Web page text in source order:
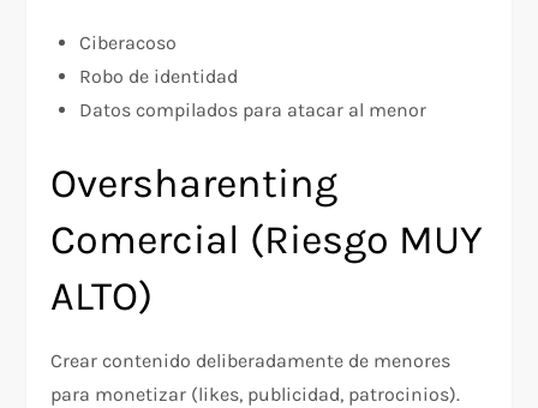
Ciberacoso
Robo de identidad
Datos compilados para atacar al menor
Oversharenting
Comercial (Riesgo MUY
ALTO)
Crear contenido deliberadamente de menores
para monetizar (likes, publicidad, patrocinios).